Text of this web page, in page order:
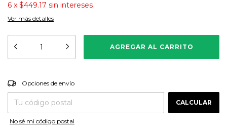
6 x $449.17 sin intereses
Ver más detalles
Entregas para el CP:
Opciones de envío
CALCULAR
No sé mi código postal